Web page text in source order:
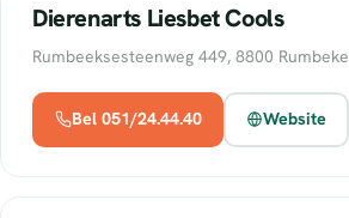
Dierenarts Liesbet Cools
Rumbeeksesteenweg 449, 8800 Rumbeke
Bel 051/24.44.40 Website